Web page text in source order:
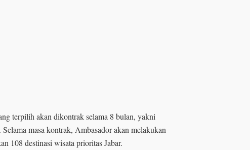
terpilih akan dikontrak selama 8 bulan, yakni
masa kontrak, Ambasador akan melakukan
108 destinasi wisata prioritas Jabar.